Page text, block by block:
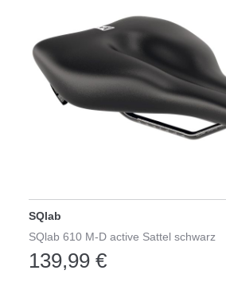
SQlab
SQlab 610 M-D active Sattel schwarz
139,99 €